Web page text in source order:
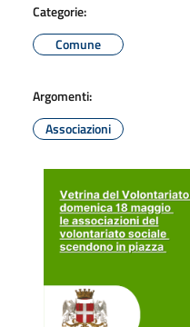
Categorie:
Comune
Argomenti:
Associazioni